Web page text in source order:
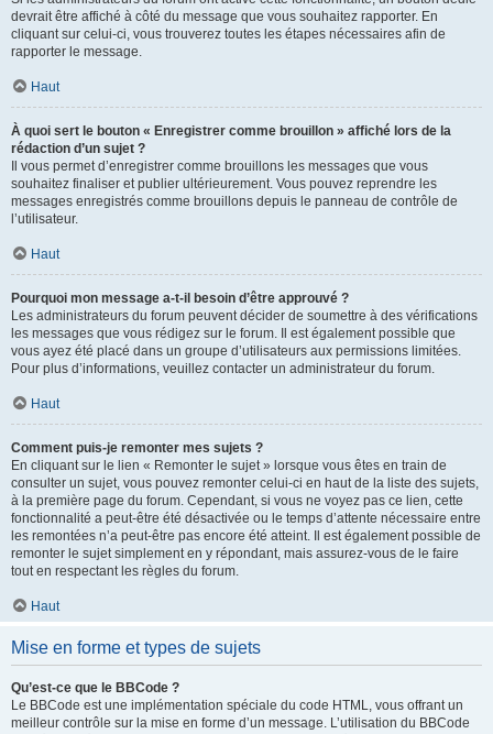
devrait être affiché à côté du message que vous souhaitez rapporter. En
cliquant sur celui-ci, vous trouverez toutes les étapes nécessaires afin de
rapporter le message.
Haut
À quoi sert le bouton « Enregistrer comme brouillon » affiché lors de la
rédaction d’un sujet ?
Il vous permet d’enregistrer comme brouillons les messages que vous
souhaitez finaliser et publier ultérieurement. Vous pouvez reprendre les
messages enregistrés comme brouillons depuis le panneau de contrôle de
l’utilisateur.
Haut
Pourquoi mon message a-t-il besoin d’être approuvé ?
Les administrateurs du forum peuvent décider de soumettre à des vérifications
les messages que vous rédigez sur le forum. Il est également possible que
vous ayez été placé dans un groupe d’utilisateurs aux permissions limitées.
Pour plus d’informations, veuillez contacter un administrateur du forum.
Haut
Comment puis-je remonter mes sujets ?
En cliquant sur le lien « Remonter le sujet » lorsque vous êtes en train de
consulter un sujet, vous pouvez remonter celui-ci en haut de la liste des sujets,
à la première page du forum. Cependant, si vous ne voyez pas ce lien, cette
fonctionnalité a peut-être été désactivée ou le temps d’attente nécessaire entre
les remontées n’a peut-être pas encore été atteint. Il est également possible de
remonter le sujet simplement en y répondant, mais assurez-vous de le faire
tout en respectant les règles du forum.
Haut
Mise en forme et types de sujets
Qu’est-ce que le BBCode ?
Le BBCode est une implémentation spéciale du code HTML, vous offrant un
meilleur contrôle sur la mise en forme d’un message. L’utilisation du BBCode